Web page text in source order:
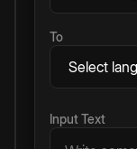
To
Input Text